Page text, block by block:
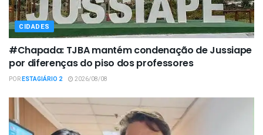
CIDADES
#Chapada: TJBA mantém condenação de Jussiape
por diferenças do piso dos professores
PORESTAGIÁRIO 2 2026/08/08